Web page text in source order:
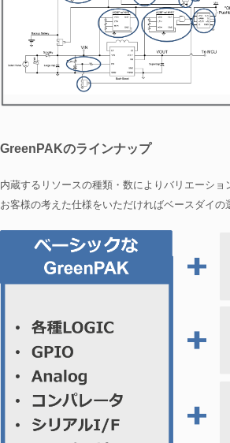
GreenPAKのラインナップ
内蔵するリソースの種類・数によりバリエーショ
お客様の考えた仕様をいただければベースダイ